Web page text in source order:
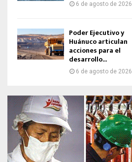
6 de agosto de 2026
Poder Ejecutivo y
Huánuco articulan
acciones para el
desarrollo...
6 de agosto de 2026